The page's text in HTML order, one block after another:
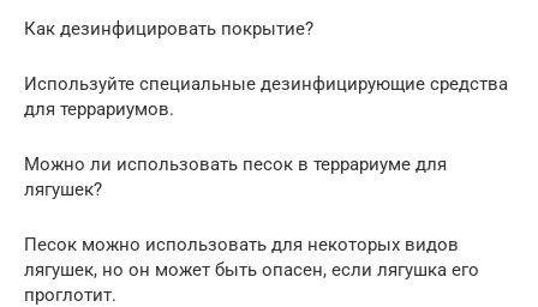
Как дезинфицировать покрытие?
Используйте специальные дезинфицирующие средства
для террариумов.
Можно ли использовать песок в террариуме для
лягушек?
Песок можно использовать для некоторых видов
лягушек, но он может быть опасен, если лягушка его
проглотит.